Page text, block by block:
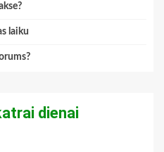
laiku
dienai